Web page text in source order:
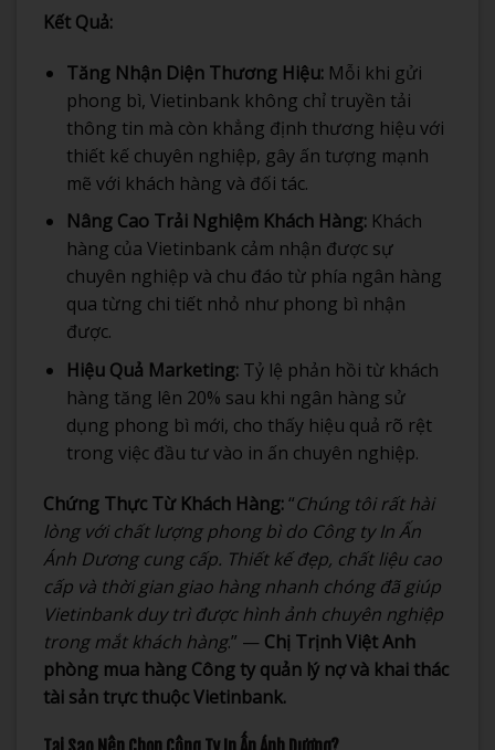
Kết Quả:
Tăng Nhận Diện Thương Hiệu:Mỗi khi gửi
phong bì, Vietinbank không chỉ truyền tải
thông tin mà còn khẳng định thương hiệu với
thiết kế chuyên nghiệp, gây ấn tượng mạnh
mẽ với khách hàng và đối tác.
Nâng Cao Trải Nghiệm Khách Hàng:Khách
hàng của Vietinbank cảm nhận được sự
chuyên nghiệp và chu đáo từ phía ngân hàng
qua từng chi tiết nhỏ như phong bì nhận
được.
Hiệu Quả Marketing:Tỷ lệ phản hồi từ khách
hàng tăng lên 20% sau khi ngân hàng sử
dụng phong bì mới, cho thấy hiệu quả rõ rệt
trong việc đầu tư vào in ấn chuyên nghiệp.
Chứng Thực Từ Khách Hàng:“Chúng tôi rất hài
lòng với chất lượng phong bì do Công ty In Ấn
Ánh Dương cung cấp. Thiết kế đẹp, chất liệu cao
cấp và thời gian giao hàng nhanh chóng đã giúp
Vietinbank duy trì được hình ảnh chuyên nghiệp
trong mắt khách hàng.” — Chị Trịnh Việt Anh
phòng mua hàng Công ty quản lý nợ và khai thác
tài sản trực thuộc Vietinbank.